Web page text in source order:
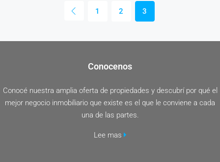
1 2 3
Conocenos
Conocé nuestra amplia oferta de propiedades y descubrí por qué el
mejor negocio inmobiliario que existe es el que le conviene a cada
una de las partes.
Lee mas